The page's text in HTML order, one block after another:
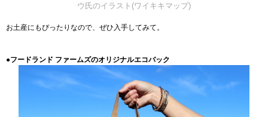
ウ氏のイラスト(ワイキキマップ)
お土産にもぴったりなので、ぜひ入手してみて。
●フードランド ファームズのオリジナルエコバック